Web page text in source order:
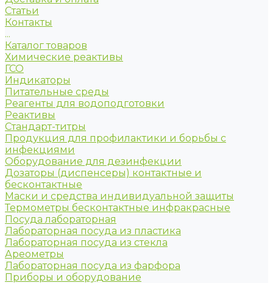
Статьи
Контакты
...
Каталог товаров
Химические реактивы
ГСО
Индикаторы
Питательные среды
Реагенты для водоподготовки
Реактивы
Стандарт-титры
Продукция для профилактики и борьбы с
инфекциями
Оборудование для дезинфекции
Дозаторы (диспенсеры) контактные и
бесконтактные
Маски и средства индивидуальной защиты
Термометры бесконтактные инфракрасные
Посуда лабораторная
Лабораторная посуда из пластика
Лабораторная посуда из стекла
Ареометры
Лабораторная посуда из фарфора
Приборы и оборудование